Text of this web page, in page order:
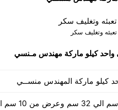
تعبئه وتغليف سكر